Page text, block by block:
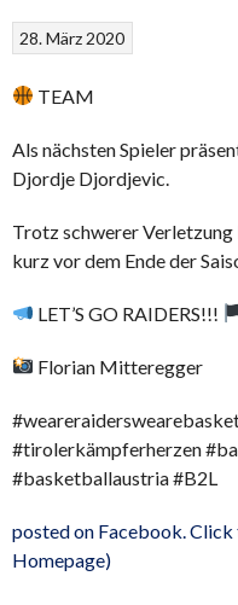
28. März 2020
TEAM
Als nächsten Spieler
Djordje Djordjevic.
Trotz schwerer
kurz vor dem Ende der
LET’S GO RAIDERS!!!
Florian Mitteregger
#tirolerkämpferherzen
#basketballaustria #B2L
posted on Facebook. Click
Homepage)